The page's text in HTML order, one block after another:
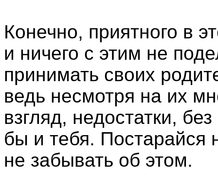
Конечно, приятного в
и ничего с этим не
принимать своих
ведь несмотря на их
взгляд, недостатки,
бы и тебя. Постарайся
не забывать об этом.